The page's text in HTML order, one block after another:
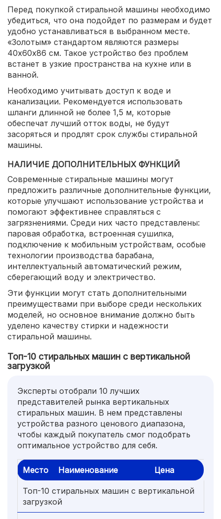
Перед покупкой стиральной машины необходимо
убедиться, что она подойдет по размерам и будет
удобно устанавливаться в выбранном месте.
«Золотым» стандартом являются размеры
40х60х86 см. Такое устройство без проблем
встанет в узкие пространства на кухне или в
ванной.
Необходимо учитывать доступ к воде и
канализации. Рекомендуется использовать
шланги длинной не более 1,5 м, которые
обеспечат лучший отток воды, не будут
засоряться и продлят срок службы стиральной
машины.
НАЛИЧИЕ ДОПОЛНИТЕЛЬНЫХ ФУНКЦИЙ
Современные стиральные машины могут
предложить различные дополнительные функции,
которые улучшают использование устройства и
помогают эффективнее справляться с
загрязнениями. Среди них часто представлены:
паровая обработка, встроенная сушилка,
подключение к мобильным устройствам, особые
технологии производства барабана,
интеллектуальный автоматический режим,
сберегающий воду и электричество.
Эти функции могут стать дополнительными
преимуществами при выборе среди нескольких
моделей, но основное внимание должно быть
уделено качеству стирки и надежности
стиральной машины.
Топ-10 стиральных машин с вертикальной
загрузкой
Эксперты отобрали 10 лучших
представителей рынка вертикальных
стиральных машин. В нем представлены
устройства разного ценового диапазона,
чтобы каждый покупатель смог подобрать
оптимальное устройство для себя.
Место Наименование Цена
Топ-10 стиральных машин с вертикальной
загрузкой